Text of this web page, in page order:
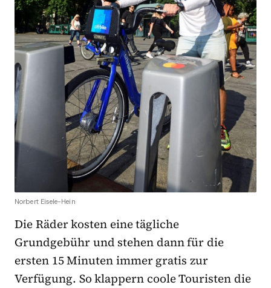
Norbert Eisele-Hein
Die Räder kosten eine tägliche
Grundgebühr und stehen dann für die
ersten 15 Minuten immer gratis zur
Verfügung. So klappern coole Touristen die